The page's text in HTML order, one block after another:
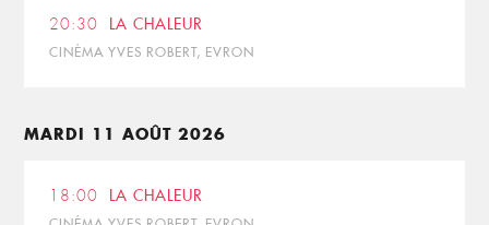
20:30 LA CHALEUR
CINÉMA YVES ROBERT, EVRON
MARDI 11 AOÛT 2026
18:00 LA CHALEUR